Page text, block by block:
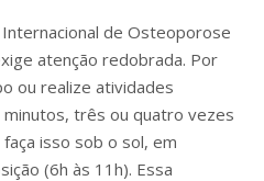
de Osteoporose
atenção redobrada. Por
ou realize atividades
três ou quatro vezes
isso sob o sol, em
(6h às 11h). Essa